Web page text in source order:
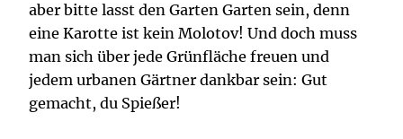
aber bitte lasst den Garten Garten sein, denn
eine Karotte ist kein Molotov! Und doch muss
man sich über jede Grünfläche freuen und
jedem urbanen Gärtner dankbar sein: Gut
gemacht, du Spießer!